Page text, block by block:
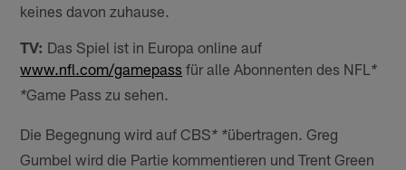
keines davon zuhause.
TV: Das Spiel ist in Europa online auf
www.nfl.com/gamepass für alle Abonnenten des NFL*
*Game Pass zu sehen.
Die Begegnung wird auf CBS* *übertragen. Greg
Gumbel wird die Partie kommentieren und Trent Green